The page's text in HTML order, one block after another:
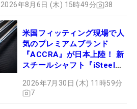
2026年8月6日 (木) 15時49分 38
米国フィッティング現場で人
気のプレミアムブランド
『ACCRA』が日本上陸！ 新
スチールシャフト『iSteel
2026年7月30日 (木) 11時59分
7